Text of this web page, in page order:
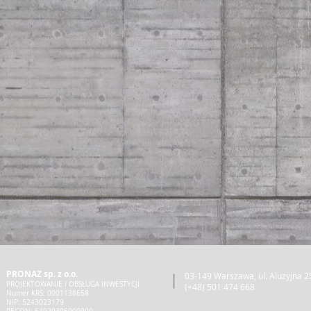
PRONAZ sp. z o.o.
PROJEKTOWANIE I OBSŁUGA INWESTYCJI
Numer KRS: 0001138668
NIP: 5243023179
03-149 Warszawa, ul. Aluzyjna
(+48) 501 474 668